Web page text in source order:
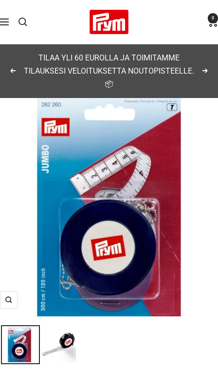
sisältöön
Navigaatio
Prym 0
Edellinen
TILAA YLI 60 EUROLLA JA TOIMITAMME
TILAUKSESI VELOITUKSETTA NOUTOPISTEELLE.
📦
Suurenna